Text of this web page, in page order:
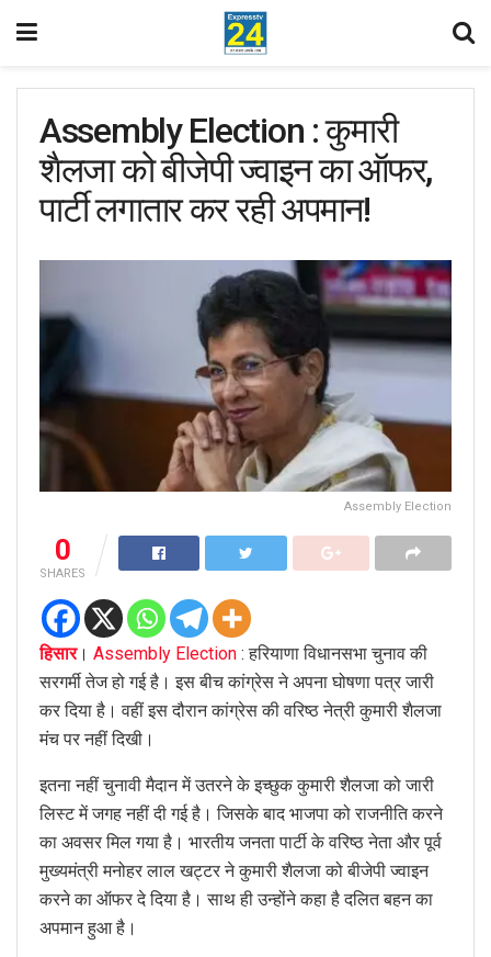
Assembly Election : कुमारी
शैलजा को बीजेपी ज्वाइन का ऑफर,
पार्टी लगातार कर रही अपमान!
Assembly Election
0
SHARES
हिसार। Assembly Election : हरियाणा विधानसभा चुनाव की
सरगर्मी तेज हो गई है। इस बीच कांग्रेस ने अपना घोषणा पत्र जारी
कर दिया है। वहीं इस दौरान कांग्रेस की वरिष्ठ नेत्री कुमारी शैलजा
मंच पर नहीं दिखी।
इतना नहीं चुनावी मैदान में उतरने के इच्छुक कुमारी शैलजा को जारी
लिस्ट में जगह नहीं दी गई है। जिसके बाद भाजपा को राजनीति करने
का अवसर मिल गया है। भारतीय जनता पार्टी के वरिष्ठ नेता और पूर्व
मुख्यमंत्री मनोहर लाल खट्टर ने कुमारी शैलजा को बीजेपी ज्वाइन
करने का ऑफर दे दिया है। साथ ही उन्होंने कहा है दलित बहन का
अपमान हुआ है।